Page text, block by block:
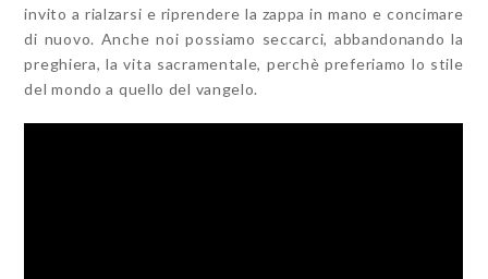
invito a rialzarsi e riprendere la zappa in mano e concimare
di nuovo. Anche noi possiamo seccarci, abbandonando la
preghiera, la vita sacramentale, perchè preferiamo lo stile
del mondo a quello del vangelo.